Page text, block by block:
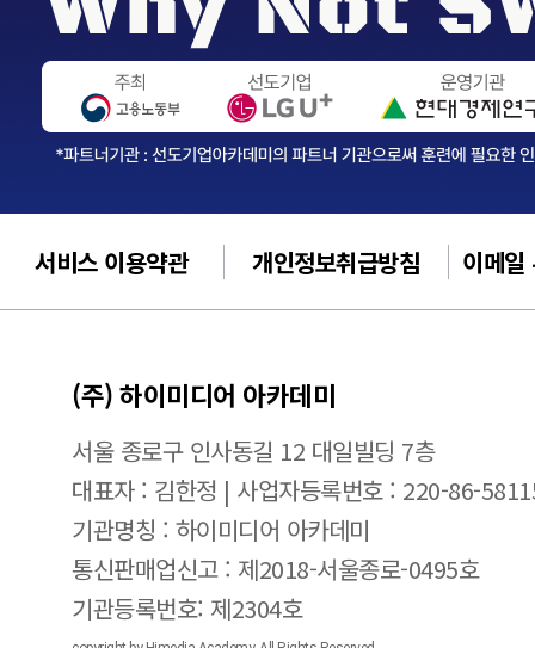
서비스 이용약관 개인정보취급방침 이메일
(주) 하이미디어 아카데미
서울 종로구 인사동길 12 대일빌딩 7층
대표자 : 김한정 | 사업자등록번호 : 220-86-
기관명칭 : 하이미디어 아카데미
통신판매업신고 : 제2018-서울종로-0495호
기관등록번호: 제2304호